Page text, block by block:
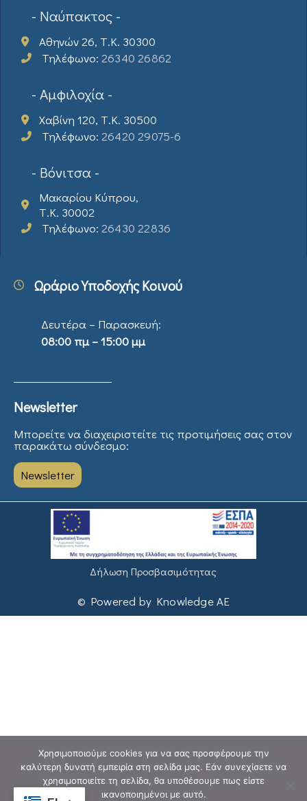
- Ναύπακτος -
Αθηνών 26, Τ.Κ. 30300
Τηλέφωνο: 26340 26862
- Αμφιλοχία -
Χαβίνη 120, Τ.Κ. 30500
Τηλέφωνο: 26420 29075-6
- Βόνιτσα -
Μακαρίου Κύπρου,
Τ.Κ. 30002
Τηλέφωνο: 26430 22836
Ωράριο Υποδοχής Κοινού
Δευτέρα – Παρασκευή:
08:00 πμ – 15:00 μμ
Newsletter
Μπορείτε να διαχειριστείτε τις προτιμήσεις σας στον
παρακάτω σύνδεσμο:
Newsletter
Δήλωση Προσβασιμότητας
© Powered by Knowledge AE
Χρησιμοποιούμε cookies για να σας προσφέρουμε την
καλύτερη δυνατή εμπειρία στη σελίδα μας. Εάν συνεχίσετε να
χρησιμοποιείτε τη σελίδα, θα υποθέσουμε πως είστε
ικανοποιημένοι με αυτό.